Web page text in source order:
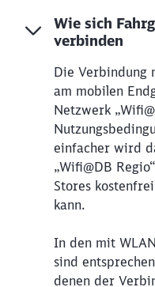
Wie sich
verbinden
Die Verbindung
am mobilen
Netzwerk
einfacher wird
„Wifi@DB
Stores
kann.
In den mit
sind
denen der